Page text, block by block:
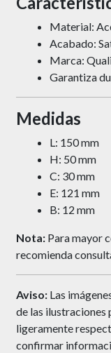
Material:
Acabado:
Marca:
Garantiza
Medidas
L: 150 mm
H: 50 mm
C: 30 mm
E: 121 mm
B: 12 mm
Nota:Para mayor
recomienda
Aviso: Las
de las ilustraciones
ligeramente
confirmar